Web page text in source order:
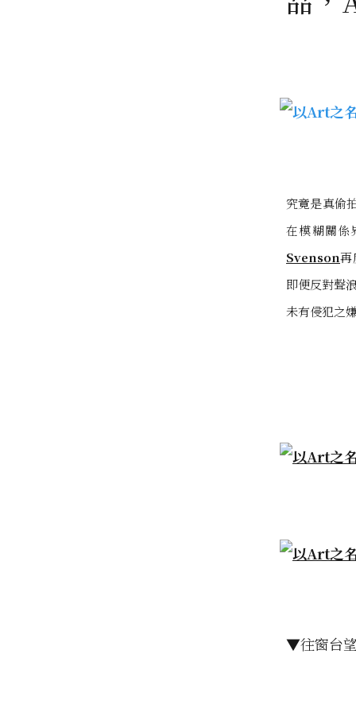
究竟是真偷
在模糊關係
Svenson再
即便反對聲
未有侵犯之
▼往窗台